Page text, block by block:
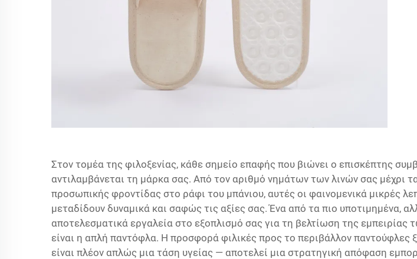
Στον τομέα της φιλοξενίας, κάθε σημείο επαφής που βιώνει ο επισκέπτης
αντιλαμβάνεται τη μάρκα σας. Από τον αριθμό νημάτων των λινών σας μέχρι
προσωπικής φροντίδας στο ράφι του μπάνιου, αυτές οι φαινομενικά μικρές
μεταδίδουν δυναμικά και σαφώς τις αξίες σας. Ένα από τα πιο υποτιμημένα,
αποτελεσματικά εργαλεία στο εξοπλισμό σας για τη βελτίωση της εμπειρίας
είναι η απλή παντόφλα. Η προσφορά φιλικές προς το περιβάλλον παντούφλες
είναι πλέον απλώς μια τάση υγείας — αποτελεί μια στρατηγική απόφαση